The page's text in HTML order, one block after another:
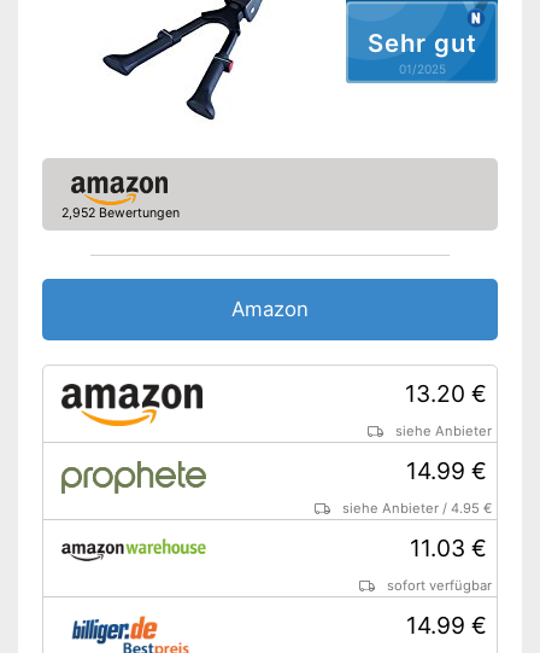
Sehr gut
01/2025
2,952 Bewertungen
Amazon
13.20 €
siehe Anbieter
14.99 €
siehe Anbieter /4.95 €
11.03 €
sofort verfügbar
14.99 €